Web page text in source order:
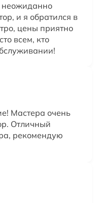
неожиданно
и я обратился в
цены приятно
всем, кто
Мастера очень
Отличный
рекомендую